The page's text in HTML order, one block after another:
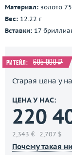
Материал: золото
Вес: 12.22 г
Вставки: 17
Ритейл: 605 000 ₽
Старая цена у
ЦЕНА У НАС:
220
2,343 € 2,707 $
Почему такая